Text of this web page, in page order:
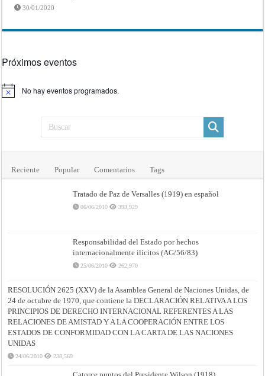
30/01/2020
Próximos eventos
Aviso No hay eventos programados.
Reciente Popular Comentarios Tags
Tratado de Paz de Versalles (1919) en español
06/06/2010 393,929
Responsabilidad del Estado por hechos
internacionalmente ilícitos (AG/56/83)
25/06/2010 262,970
RESOLUCIÓN 2625 (XXV) de la Asamblea General de Naciones Unidas, de
24 de octubre de 1970, que contiene la DECLARACIÓN RELATIVA A LOS
PRINCIPIOS DE DERECHO INTERNACIONAL REFERENTES A LAS
RELACIONES DE AMISTAD Y A LA COOPERACIÓN ENTRE LOS
ESTADOS DE CONFORMIDAD CON LA CARTA DE LAS NACIONES
UNIDAS
24/06/2010 238,569